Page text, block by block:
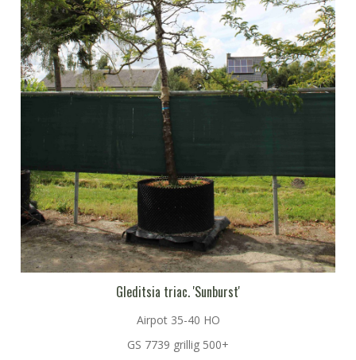
Gleditsia triac. 'Sunburst'
Airpot 35-40 HO
GS 7739 grillig 500+